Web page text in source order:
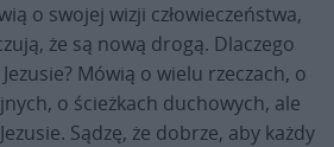
o swojej wizji człowieczeństwa,
że są nową drogą. Dlaczego
Mówią o wielu rzeczach, o
o ścieżkach duchowych, ale
Sądzę, że dobrze, aby każdy